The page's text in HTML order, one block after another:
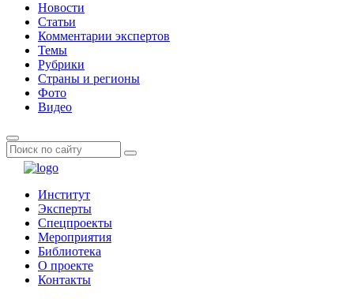
Новости
Статьи
Комментарии экспертов
Темы
Рубрики
Страны и регионы
Фото
Видео
Институт
Эксперты
Спецпроекты
Мероприятия
Библиотека
О проекте
Контакты